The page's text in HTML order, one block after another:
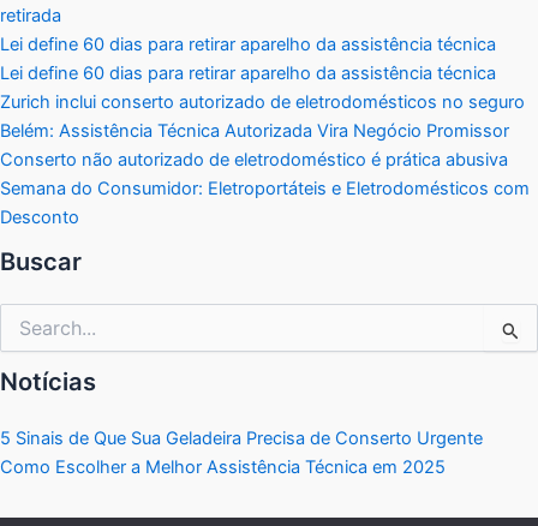
retirada
Lei define 60 dias para retirar aparelho da assistência técnica
Lei define 60 dias para retirar aparelho da assistência técnica
Zurich inclui conserto autorizado de eletrodomésticos no seguro
Belém: Assistência Técnica Autorizada Vira Negócio Promissor
Conserto não autorizado de eletrodoméstico é prática abusiva
Semana do Consumidor: Eletroportáteis e Eletrodomésticos com
Desconto
Buscar
por:
Notícias
5 Sinais de Que Sua Geladeira Precisa de Conserto Urgente
Como Escolher a Melhor Assistência Técnica em 2025